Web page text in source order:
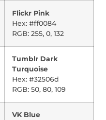
Flickr Pink
Hex: #ff0084
RGB: 255, 0, 132
Tumblr Dark
Turquoise
Hex: #32506d
RGB: 50, 80, 109
VK Blue